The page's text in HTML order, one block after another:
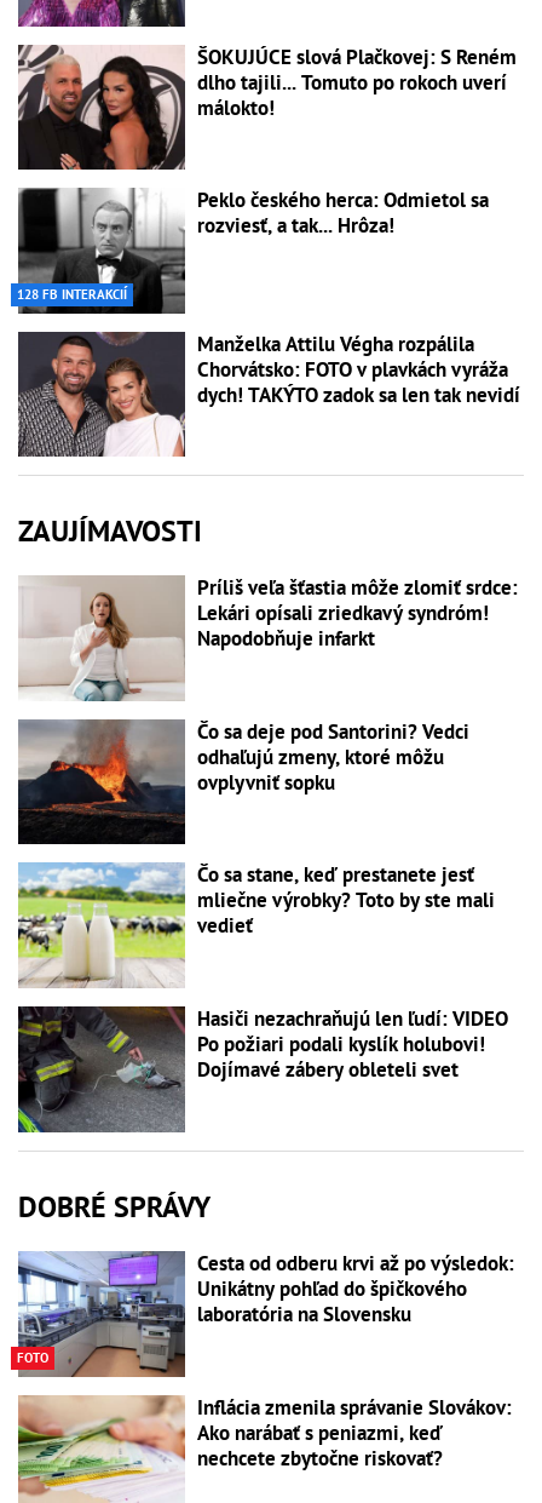
ŠOKUJÚCE slová Plačkovej: S Reném
dlho tajili... Tomuto po rokoch uverí
málokto!
128 FB INTERAKCIÍ
Peklo českého herca: Odmietol sa
rozviesť, a tak... Hrôza!
Manželka Attilu Végha rozpálila
Chorvátsko: FOTO v plavkách vyráža
dych! TAKÝTO zadok sa len tak nevidí
ZAUJÍMAVOSTI
Príliš veľa šťastia môže zlomiť srdce:
Lekári opísali zriedkavý syndróm!
Napodobňuje infarkt
Čo sa deje pod Santorini? Vedci
odhaľujú zmeny, ktoré môžu
ovplyvniť sopku
Čo sa stane, keď prestanete jesť
mliečne výrobky? Toto by ste mali
vedieť
Hasiči nezachraňujú len ľudí: VIDEO
Po požiari podali kyslík holubovi!
Dojímavé zábery obleteli svet
DOBRÉ SPRÁVY
FOTO
Cesta od odberu krvi až po výsledok:
Unikátny pohľad do špičkového
laboratória na Slovensku
Inflácia zmenila správanie Slovákov:
Ako narábať s peniazmi, keď
nechcete zbytočne riskovať?